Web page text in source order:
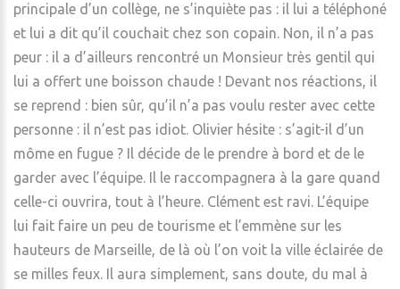
principale d’un collège, ne s’inquiète pas : il lui a téléphoné
et lui a dit qu’il couchait chez son copain. Non, il n’a pas
peur : il a d’ailleurs rencontré un Monsieur très gentil qui
lui a offert une boisson chaude ! Devant nos réactions, il
se reprend : bien sûr, qu’il n’a pas voulu rester avec cette
personne : il n’est pas idiot. Olivier hésite : s’agit-il d’un
môme en fugue ? Il décide de le prendre à bord et de le
garder avec l’équipe. Il le raccompagnera à la gare quand
celle-ci ouvrira, tout à l’heure. Clément est ravi. L’équipe
lui fait faire un peu de tourisme et l’emmène sur les
hauteurs de Marseille, de là où l’on voit la ville éclairée de
se milles feux. Il aura simplement, sans doute, du mal à